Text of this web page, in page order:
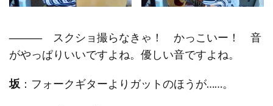
―――スクショ撮らなきゃ！ かっこいー！ 音
がやっぱりいいですよね。優しい音ですよね。
坂 ：フォークギターよりガットのほうが……。